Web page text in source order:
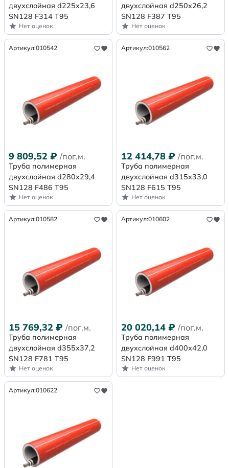
двухслойная d225х23,6
SN128 F314 Т95
Нет оценок
двухслойная d250х26,2
SN128 F387 Т95
Нет оценок
Артикул:010542
9 809,52 ₽ /пог.м.
Труба полимерная
двухслойная d280х29,4
SN128 F486 Т95
Нет оценок
Артикул:010562
12 414,78 ₽ /пог.м.
Труба полимерная
двухслойная d315х33,0
SN128 F615 Т95
Нет оценок
Артикул:010582
15 769,32 ₽ /пог.м.
Труба полимерная
двухслойная d355х37,2
SN128 F781 Т95
Нет оценок
Артикул:010602
20 020,14 ₽ /пог.м.
Труба полимерная
двухслойная d400х42,0
SN128 F991 Т95
Нет оценок
Артикул:010622